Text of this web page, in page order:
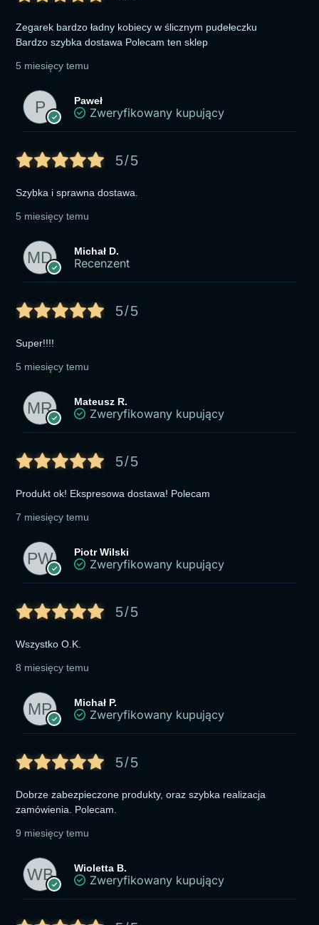
Zegarek bardzo ładny kobiecy w ślicznym pudełeczku
Bardzo szybka dostawa Polecam ten sklep
5 miesięcy temu
Paweł
Zweryfikowany kupujący
5/5
Szybka i sprawna dostawa.
5 miesięcy temu
Michał D.
Recenzent
5/5
Super!!!!
5 miesięcy temu
Mateusz R.
Zweryfikowany kupujący
5/5
Produkt ok! Ekspresowa dostawa! Polecam
7 miesięcy temu
Piotr Wilski
Zweryfikowany kupujący
5/5
Wszystko O.K.
8 miesięcy temu
Michał P.
Zweryfikowany kupujący
5/5
Dobrze zabezpieczone produkty, oraz szybka realizacja
zamówienia. Polecam.
9 miesięcy temu
Wioletta B.
Zweryfikowany kupujący